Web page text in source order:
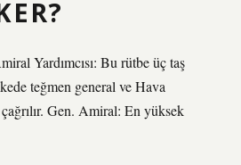
Yardımcısı: Bu rütbe üç taş
teğmen general ve Hava
Gen. Amiral: En yüksek